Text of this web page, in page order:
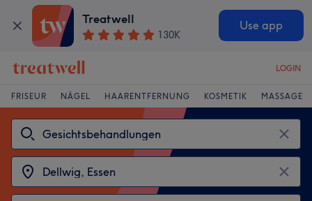
Treatwell
130K
Use app
LOGIN
FRISEUR NÄGEL HAARENTFERNUNG KOSMETIK MASSAGE